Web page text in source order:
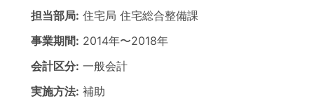
担当部局: 住宅局 住宅総合整備課
事業期間: 2014年〜2018年
会計区分: 一般会計
実施方法: 補助